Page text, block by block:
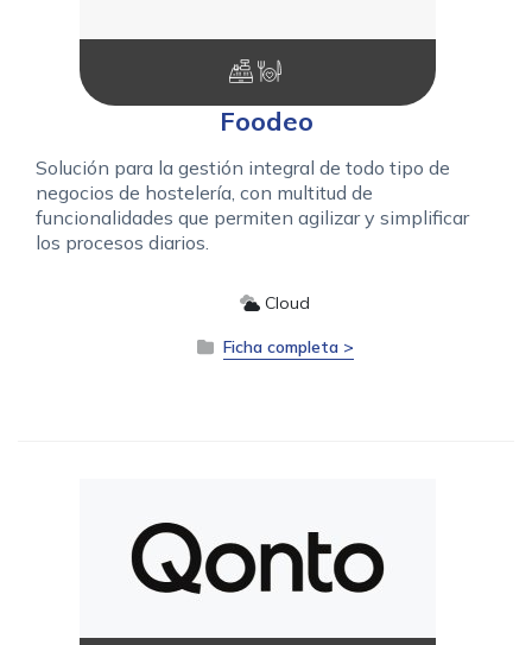
Foodeo
Solución para la gestión integral de todo tipo de
negocios de hostelería, con multitud de
funcionalidades que permiten agilizar y simplificar
los procesos diarios.
Cloud
Ficha completa >